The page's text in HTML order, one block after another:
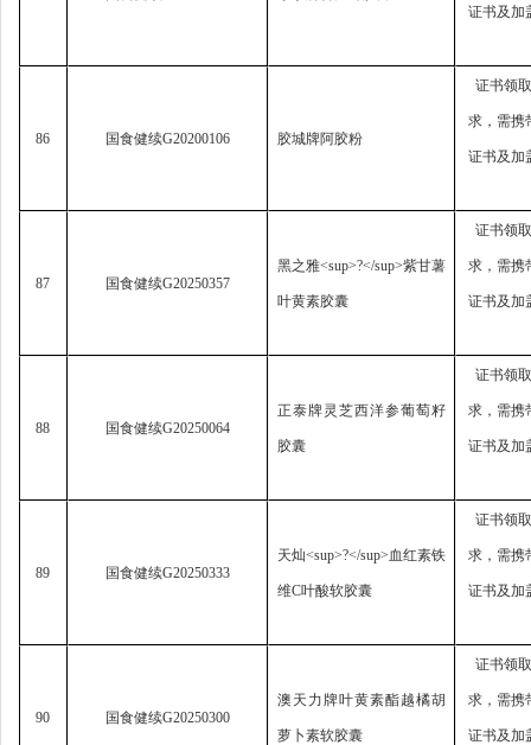
证书及加
86 国食健续G20200106 胶城牌阿胶粉
证书领
求， 需携
证书及加
87 国食健续G20250357
黑之雅<sup>?</sup>紫甘薯
叶黄素胶囊
证书领
求， 需携
证书及加
88 国食健续G20250064
正泰牌灵芝西洋参葡萄籽
胶囊
证书领
求， 需携
证书及加
89 国食健续G20250333
天灿<sup>?</sup>血红素铁
维C叶酸软胶囊
证书领
求， 需携
证书及加
90 国食健续G20250300
澳天力牌叶黄素酯越橘胡
萝卜素软胶囊
证书领
求， 需携
证书及加